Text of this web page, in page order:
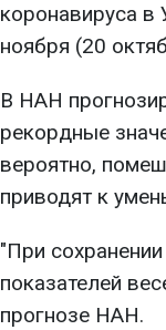
коронавируса в
ноября (20
В НАН
рекордные
вероятно,
приводят к
"При
показателей
прогнозе НАН.